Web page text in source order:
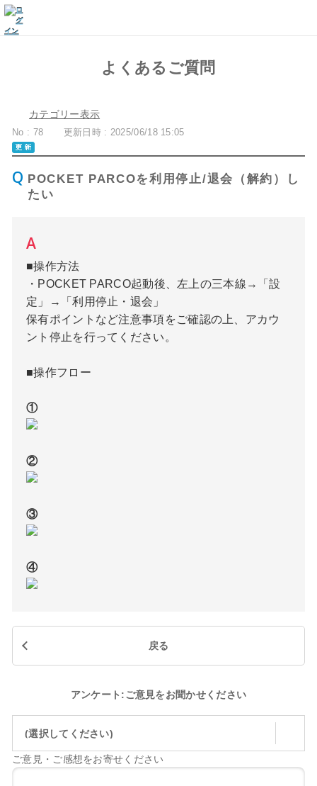
よくあるご質問
カテゴリー表示
No : 78 更新日時 : 2025/06/18 15:05
POCKET PARCOを利用停止/退会（解約）し
たい
■操作方法
・POCKET PARCO起動後、左上の三本線→「設
定」→「利用停止・退会」
保有ポイントなど注意事項をご確認の上、アカウ
ント停止を行ってください。
■操作フロー
①
②
③
④
戻る
アンケート:ご意見をお聞かせください
(選択してください)
ご意見・ご感想をお寄せください